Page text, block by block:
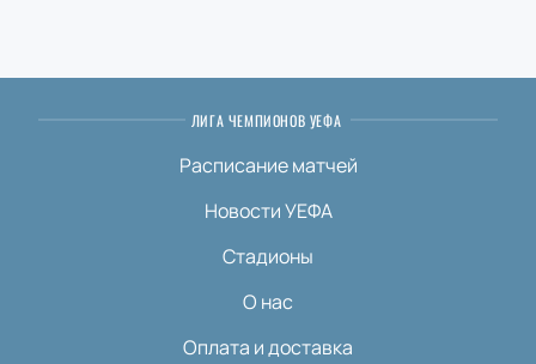
ЛИГА ЧЕМПИОНОВ УЕФА
Расписание матчей
Новости УЕФА
Стадионы
О нас
Оплата и доставка